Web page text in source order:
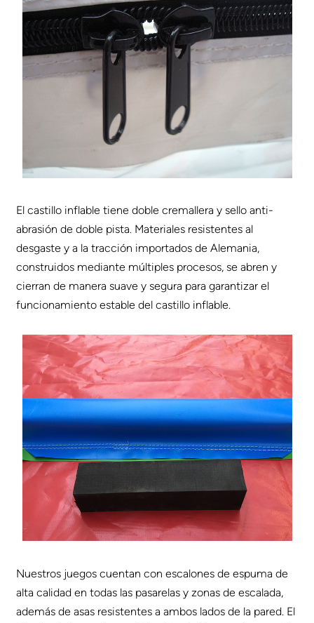
El castillo inflable tiene doble cremallera y sello anti-
abrasión de doble pista. Materiales resistentes al
desgaste y a la tracción importados de Alemania,
construidos mediante múltiples procesos, se abren y
cierran de manera suave y segura para garantizar el
funcionamiento estable del castillo inflable.
Nuestros juegos cuentan con escalones de espuma de
alta calidad en todas las pasarelas y zonas de escalada,
además de asas resistentes a ambos lados de la pared. El